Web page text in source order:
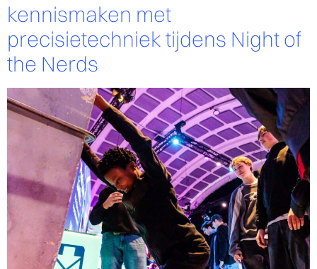
kennismaken met
precisietechniek tijdens Night of
the Nerds